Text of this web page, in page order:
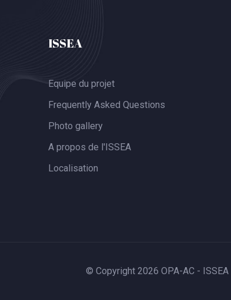
ISSEA
Equipe du projet
Frequently Asked Questions
Photo gallery
A propos de l'ISSEA
Localisation
© Copyright 2026 OPA-AC - ISSEA